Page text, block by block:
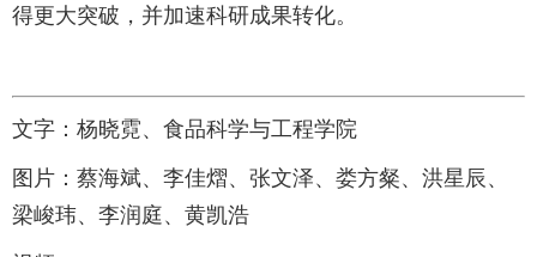
得更大突破，并加速科研成果转化。
文字： 杨晓霓、食品科学与工程学院
图片： 蔡海斌、李佳熠、张文泽、娄方粲、洪星辰、
梁峻玮、李润庭、黄凯浩 ​